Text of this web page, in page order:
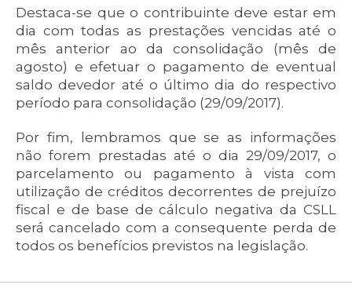
Destaca-se que o contribuinte deve estar em
dia com todas as prestações vencidas até o
mês anterior ao da consolidação (mês de
agosto) e efetuar o pagamento de eventual
saldo devedor até o último dia do respectivo
período para consolidação (29/09/2017).
Por fim, lembramos que se as informações
não forem prestadas até o dia 29/09/2017, o
parcelamento ou pagamento à vista com
utilização de créditos decorrentes de prejuízo
fiscal e de base de cálculo negativa da CSLL
será cancelado com a consequente perda de
todos os benefícios previstos na legislação.